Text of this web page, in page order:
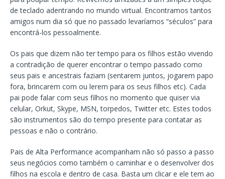
de teclado adentrando no mundo virtual. Encontramos tantos
amigos num dia só que no passado levaríamos “séculos” para
encontrá-los pessoalmente.
Os pais que dizem não ter tempo para os filhos estão vivendo
a contradição de querer encontrar o tempo passado como
seus pais e ancestrais faziam (sentarem juntos, jogarem papo
fora, brincarem com ou lerem para os seus filhos etc). Cada
pai pode falar com seus filhos no momento que quiser via
celular, Orkut, Skype, MSN, torpedos, Twitter etc. Estes todos
são instrumentos são do tempo presente para contatar as
pessoas e não o contrário.
Pais de Alta Performance acompanham não só passo a passo
seus negócios como também o caminhar e o desenvolver dos
filhos na escola e dentro de casa. Basta um clicar e ele tem ao